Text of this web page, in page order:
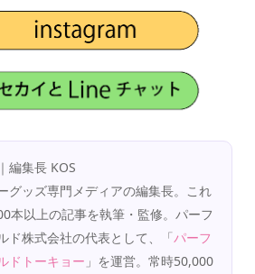
編集長 KOS
グッズ専門メディアの編集長。これ
本以上の記事を執筆・監修。パーフ
ド株式会社の代表として、「パーフ
ドトーキョー 」を運営。常時50,000